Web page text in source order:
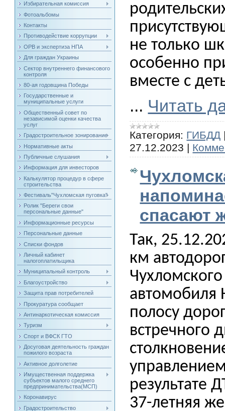
Избирательная комиссия
Фотоальбомы
Контакты
Противодействие коррупции
ОРВ и экспертиза НПА
Для граждан Украины
Сектор внутреннего финансового
контроля
80-ая годовщина Победы
Государственные и
муниципальные услуги
Общественный совет по
независимой оценки качества
услуг
Градостроительное зонирование
Нормативные акты
Публичные слушания
Информация для инвесторов
Калькулятор процедур в сфере
строительства
Фестиваль"Чухломская пуговка"
Ролик "Береги свои
персональные данные"
Информационные ресурсы
Персональные данные
Списки фондов
Личный кабинет
налогоплатильщика
Муниципальный контроль
Благоустройство
Защита прав потребителей
Прокуратура сообщает
Антинаркотическая комиссия
Туризм
Спорт и ВФСК ГТО
Досуговая деятельность граждан
пожилого возраста
Активное долголетие
Имущественная поддержка
субъектов малого среднего
предпринимательства(МСП)
Коронавирус
Градостроительство
не только
особенно
вместе с
... Читать
Категория: ГИБДД
27.12.2023 |
спасают
Так,
км
автомобиля
полосу
встречного
результате
37-летняя